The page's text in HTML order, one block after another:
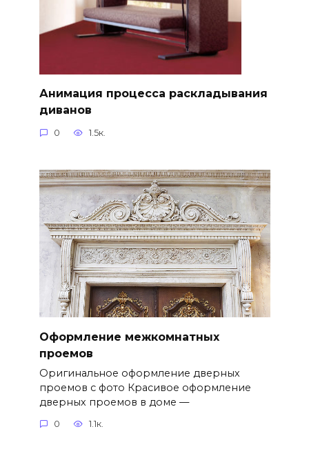
Анимация процесса раскладывания
диванов
0 1.5к.
Оформление межкомнатных
проемов
Оригинальное оформление дверных
проемов с фото Красивое оформление
дверных проемов в доме —
0 1.1к.